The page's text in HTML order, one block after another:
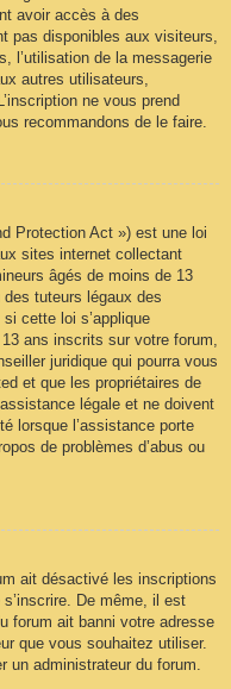
avoir accès à des
pas disponibles aux visiteurs,
l’utilisation de la messagerie
autres utilisateurs,
ne vous prend
recommandons de le faire.
Protection Act ») est une loi
sites internet collectant
âgés de moins de 13
tuteurs légaux des
cette loi s’applique
ans inscrits sur votre forum,
juridique qui pourra vous
et que les propriétaires de
légale et ne doivent
lorsque l’assistance porte
de problèmes d’abus ou
ait désactivé les inscriptions
De même, il est
forum ait banni votre adresse
que vous souhaitez utiliser.
un administrateur du forum.